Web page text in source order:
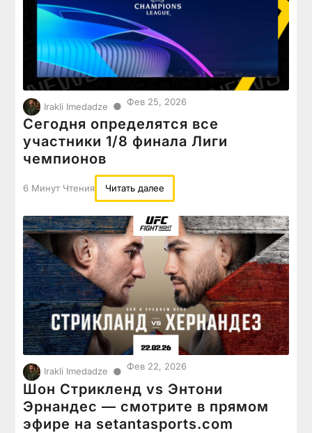
Irakli Imedadze ● Фев 25, 2026
Сегодня определятся все
участники 1/8 финала Лиги
чемпионов
6 Минут Чтения Читать далее
Irakli Imedadze ● Фев 22, 2026
Шон Стрикленд vs Энтони
Эрнандес — смотрите в прямом
эфире на setantasports.com